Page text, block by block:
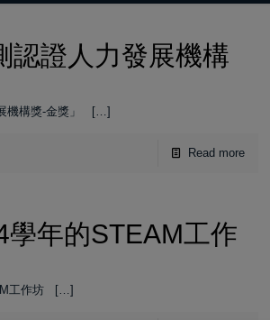
認證人力發展機構
機構獎-金獎」 […]
Read more
學年的STEAM工作
工作坊 […]